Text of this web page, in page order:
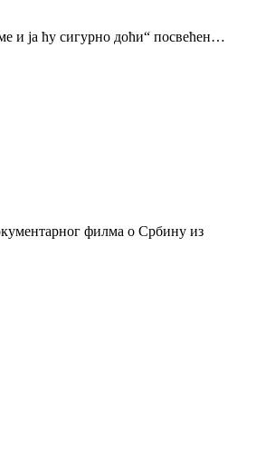
и ја ћу сигурно доћи“ посвећен…
филма о Србину из